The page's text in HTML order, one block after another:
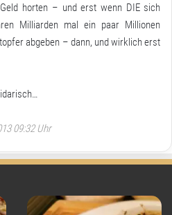
horten – und erst wenn DIE sich
Milliarden mal ein paar Millionen
abgeben – dann, und wirklich erst
09:32 Uhr